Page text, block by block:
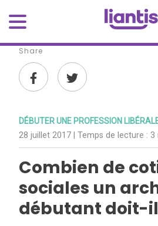
Share
DÉBUTER UNE PROFESSION
28 juillet 2017 | Temps de lecture : 3
Combien de
sociales un
débutant doit-